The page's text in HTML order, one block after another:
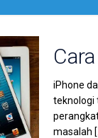
iPhone
teknologi
masalah